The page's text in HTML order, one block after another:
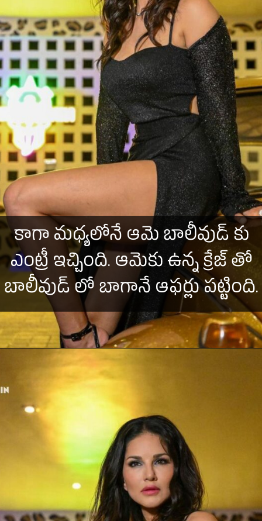
కాగా మధ్యలోనే ఆమె బాలీవుడ్ కు
ఎంట్రీ ఇచ్చింది. ఆమెకు ఉన్న క్రేజ్ తో
బాలీవుడ్ లో బాగానే ఆఫర్లు పట్టింది.